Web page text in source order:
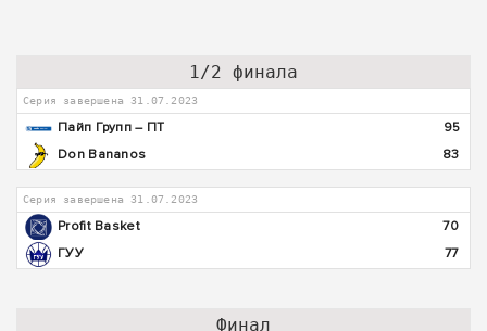
1/2 финала
Серия завершена 31.07.2023
Пайп Групп – ПТ
95
Don Bananos
83
Серия завершена 31.07.2023
Profit Basket
70
ГУУ
77
Финал